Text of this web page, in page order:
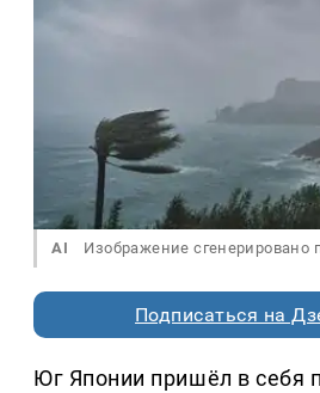
AI Изображение
Подписаться на
Юг Японии пришёл в себя